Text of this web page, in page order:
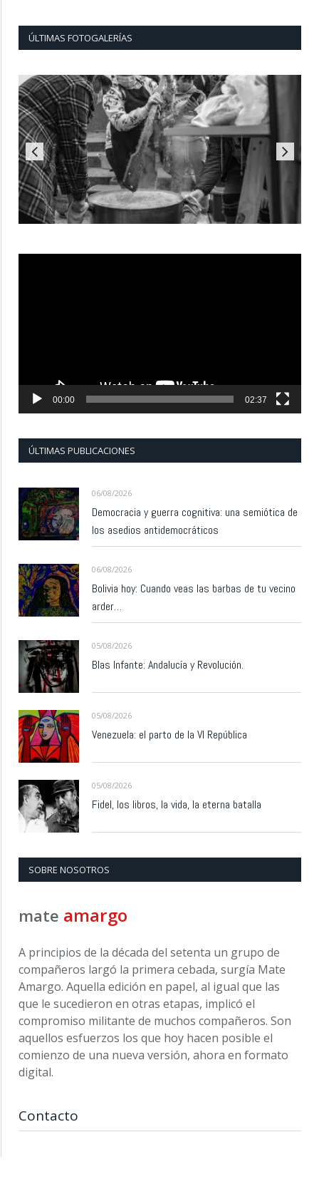
ÚLTIMAS FOTOGALERÍAS
00:00 02:37
ÚLTIMAS PUBLICACIONES
06/08/2026
Democracia y guerra cognitiva: una semiótica de
los asedios antidemocráticos
06/08/2026
Bolivia hoy: Cuando veas las barbas de tu vecino
arder…
05/08/2026
Blas Infante: Andalucía y Revolución.
05/08/2026
Venezuela: el parto de la VI República
05/08/2026
Fidel, los libros, la vida, la eterna batalla
SOBRE NOSOTROS
mate amargo
A principios de la década del setenta un grupo de
compañeros largó la primera cebada, surgía Mate
Amargo. Aquella edición en papel, al igual que las
que le sucedieron en otras etapas, implicó el
compromiso militante de muchos compañeros. Son
aquellos esfuerzos los que hoy hacen posible el
comienzo de una nueva versión, ahora en formato
digital.
Contacto